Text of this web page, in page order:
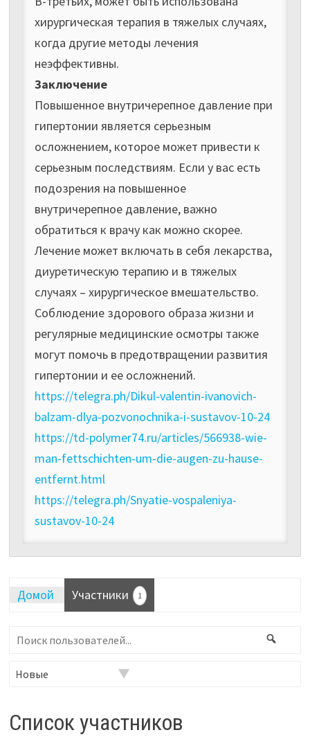
хирургическая терапия в тяжелых случаях,
когда другие методы лечения
неэффективны.
Заключение
Повышенное внутричерепное давление при
гипертонии является серьезным
осложнением, которое может привести к
серьезным последствиям. Если у вас есть
подозрения на повышенное
внутричерепное давление, важно
обратиться к врачу как можно скорее.
Лечение может включать в себя лекарства,
диуретическую терапию и в тяжелых
случаях – хирургическое вмешательство.
Соблюдение здорового образа жизни и
регулярные медицинские осмотры также
могут помочь в предотвращении развития
гипертонии и ее осложнений.
https://telegra.ph/Dikul-valentin-ivanovich-
balzam-dlya-pozvonochnika-i-sustavov-10-24
https://td-polymer74.ru/articles/566938-wie-
man-fettschichten-um-die-augen-zu-hause-
entfernt.html
https://telegra.ph/Snyatie-vospaleniya-
sustavov-10-24
Домой Участники 1
Поиск
Список участников